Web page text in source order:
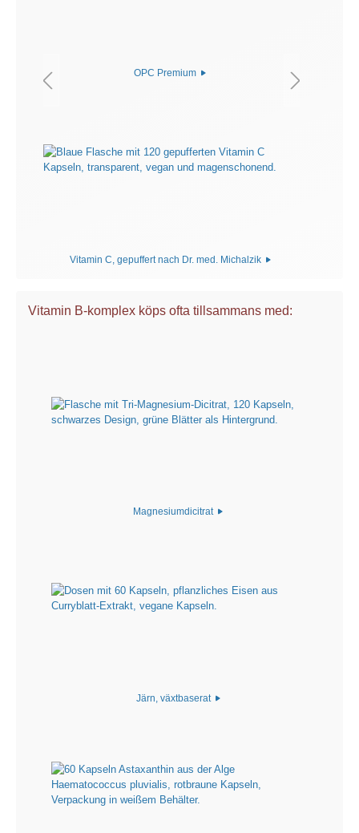
OPC Premium
Vitamin C, gepuffert nach Dr. med. Michalzik
Vitamin B-komplex köps ofta tillsammans med:
Magnesiumdicitrat
Järn, växtbaserat